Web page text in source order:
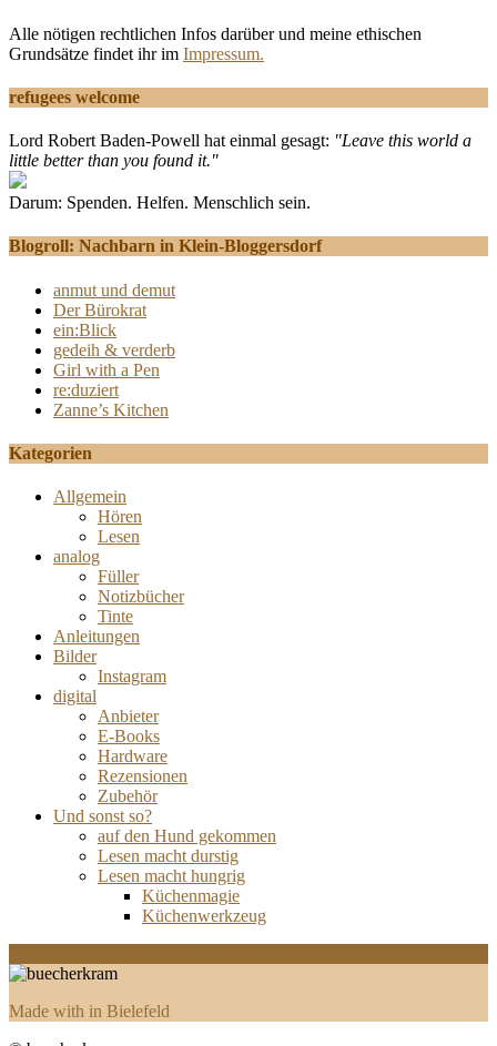
Alle nötigen rechtlichen Infos darüber und meine ethischen
Grundsätze findet ihr im Impressum.
refugees welcome
Lord Robert Baden-Powell hat einmal gesagt: "Leave this world a
little better than you found it."
Darum: Spenden. Helfen. Menschlich sein.
Blogroll: Nachbarn in Klein-Bloggersdorf
anmut und demut
Der Bürokrat
ein:Blick
gedeih & verderb
Girl with a Pen
re:duziert
Zanne’s Kitchen
Kategorien
Allgemein
Hören
Lesen
analog
Füller
Notizbücher
Tinte
Anleitungen
Bilder
Instagram
digital
Anbieter
E-Books
Hardware
Rezensionen
Zubehör
Und sonst so?
auf den Hund gekommen
Lesen macht durstig
Lesen macht hungrig
Küchenmagie
Küchenwerkzeug
Made with in Bielefeld